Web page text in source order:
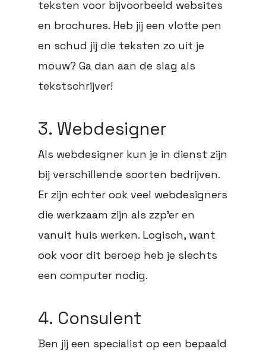
teksten voor bijvoorbeeld websites
en brochures. Heb jij een vlotte pen
en schud jij die teksten zo uit je
mouw? Ga dan aan de slag als
tekstschrijver!
3. Webdesigner
Als webdesigner kun je in dienst zijn
bij verschillende soorten bedrijven.
Er zijn echter ook veel webdesigners
die werkzaam zijn als zzp’er en
vanuit huis werken. Logisch, want
ook voor dit beroep heb je slechts
een computer nodig.
4. Consulent
Ben jij een specialist op een bepaald